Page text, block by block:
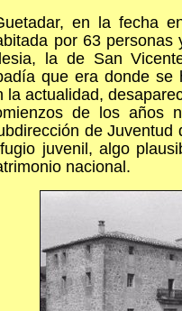
en la fecha
por 63
la de San
que era donde se
la actualidad,
de los años
de Juventud
juvenil, algo
nacional.